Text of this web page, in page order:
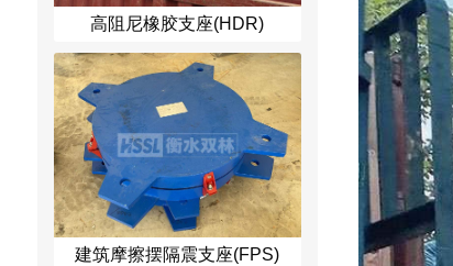
高阻尼橡胶支座(HDR)
建筑摩擦摆隔震支座(FPS)